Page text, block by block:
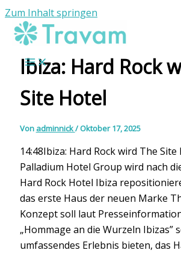
Zum Inhalt springen
Ibiza: Hard Rock
Site Hotel
Von adminnick/Oktober 17, 2025
14:48Ibiza: Hard Rock wird The
Palladium Hotel Group wird nach
Hard Rock Hotel Ibiza
das erste Haus der neuen Marke
Konzept soll laut
„Hommage an die Wurzeln Ibizas”
umfassendes Erlebnis bieten, das